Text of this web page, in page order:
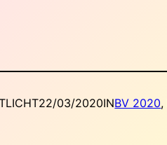
22/03/2020INBV 2020,